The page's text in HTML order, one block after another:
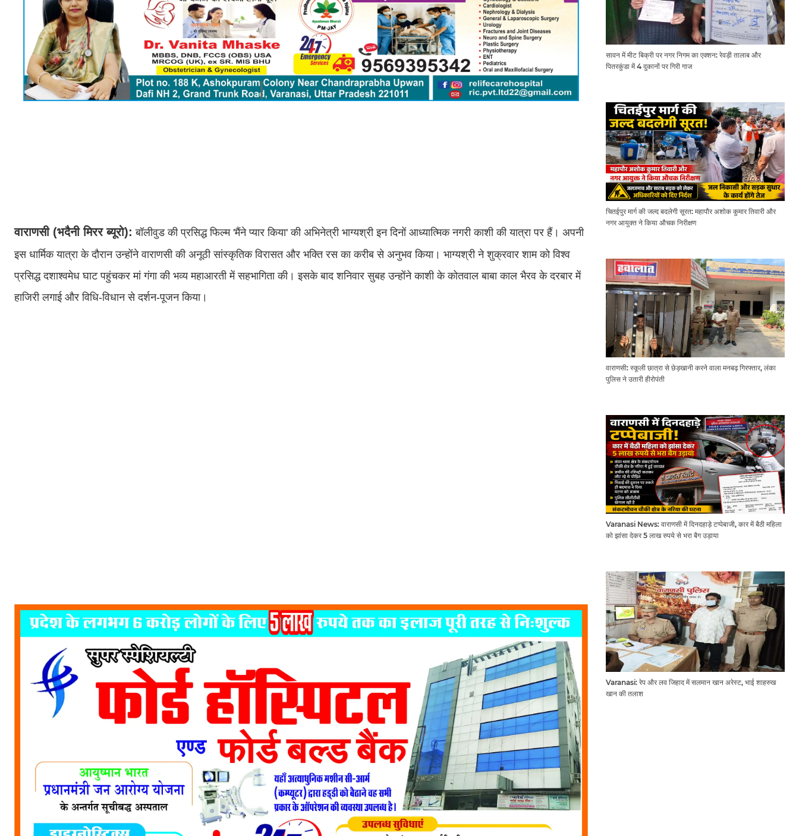
वाराणसी (भदैनी मिरर ब्यूरो): बॉलीवुड की प्रसिद्ध फिल्म 'मैंने प्यार किया' की अभिनेत्री भाग्यश्री इन दिनों आध्यात्मिक नगरी काशी की यात्रा पर हैं। अपनी
इस धार्मिक यात्रा के दौरान उन्होंने वाराणसी की अनूठी सांस्कृतिक विरासत और भक्ति रस का करीब से अनुभव किया। भाग्यश्री ने शुक्रवार शाम को विश्व
प्रसिद्ध दशाश्वमेध घाट पहुंचकर मां गंगा की भव्य महाआरती में सहभागिता की। इसके बाद शनिवार सुबह उन्होंने काशी के कोतवाल बाबा काल भैरव के दरबार में
हाजिरी लगाई और विधि-विधान से दर्शन-पूजन किया।
सावन में मीट बिक्री पर नगर निगम का एक्शन: रेवड़ी तालाब और
पितरकुंडा में 4 दुकानों पर गिरी गाज
चितईपुर मार्ग की जल्द बदलेगी सूरत: महापौर अशोक कुमार तिवारी और
नगर आयुक्त ने किया औचक निरीक्षण
वाराणसी: स्कूली छात्रा से छेड़खानी करने वाला मनबढ़ गिरफ्तार, लंका
पुलिस ने उतारी हीरोपंती
Varanasi News: वाराणसी में दिनदहाड़े टप्पेबाजी, कार में बैठी महिला
को झांसा देकर 5 लाख रुपये से भरा बैग उड़ाया
Varanasi: रेप और लव जिहाद में सलमान खान अरेस्ट, भाई शाहरुख
खान की तलाश